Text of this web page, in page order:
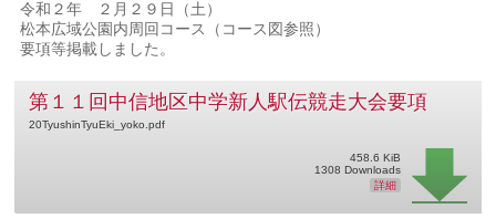
令和２年 ２月２９日（土）
松本広域公園内周回コース（コース図参照）
要項等掲載しました。
第１１回中信地区中学新人駅伝競走大会要項
20TyushinTyuEki_yoko.pdf
458.6 KiB
1308 Downloads
詳細